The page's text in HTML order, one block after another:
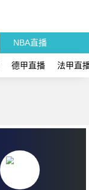
NBA直播
德甲直播 法甲直